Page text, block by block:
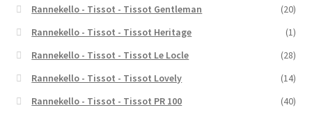
Rannekello - Tissot - Tissot Gentleman
(20)
Rannekello - Tissot - Tissot Heritage
(1)
Rannekello - Tissot - Tissot Le Locle
(28)
Rannekello - Tissot - Tissot Lovely
(14)
Rannekello - Tissot - Tissot PR 100
(40)